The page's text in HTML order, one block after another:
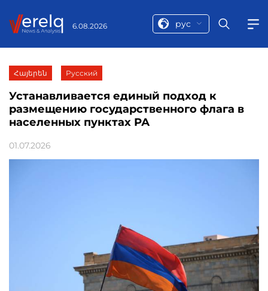
6.08.2026 рус
Հայերեն Русский
Устанавливается единый подход к
размещению государственного флага в
населенных пунктах РА
01.07.2026